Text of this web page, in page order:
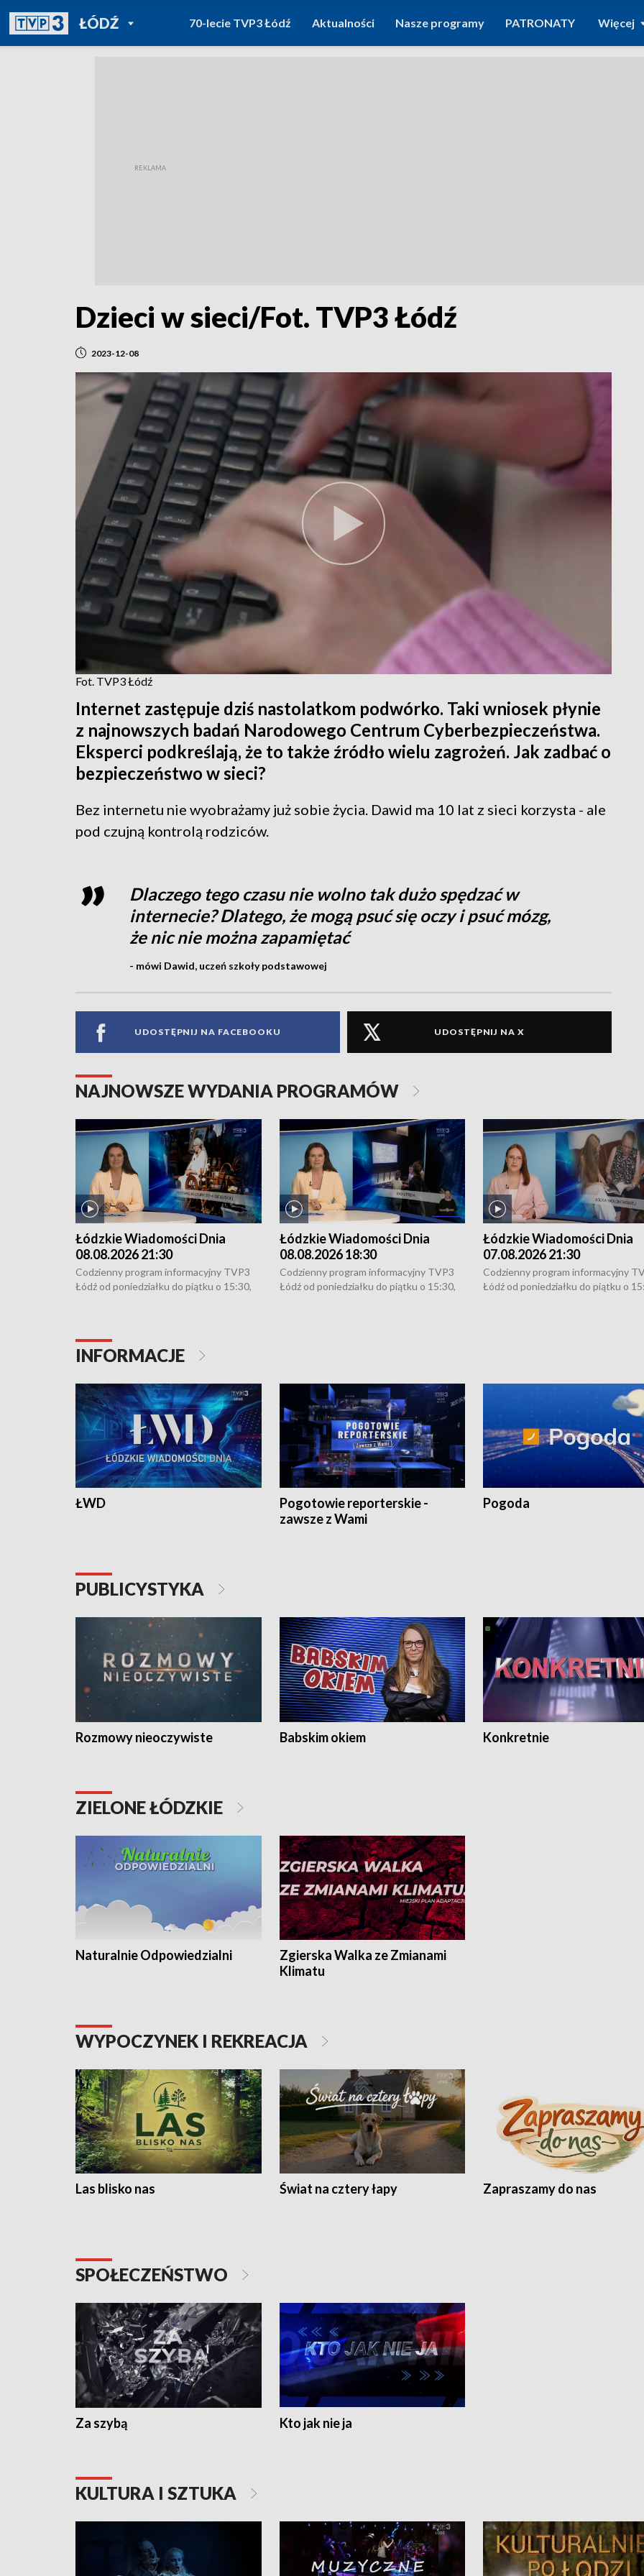
ŁÓDŹPOWRÓT DO
TVP REGIONY
70-lecie TVP3 Łódź Aktualności Nasze programy PATRONATY Więcej
Dzieci w sieci/Fot. TVP3 Łódź
2023-12-08
Fot. TVP3 Łódź
Internet zastępuje dziś nastolatkom podwórko. Taki wniosek płynie
z najnowszych badań Narodowego Centrum Cyberbezpieczeństwa.
Eksperci podkreślają, że to także źródło wielu zagrożeń. Jak zadbać o
bezpieczeństwo w sieci?
Bez internetu nie wyobrażamy już sobie życia. Dawid ma 10 lat z sieci korzysta - ale
pod czujną kontrolą rodziców.
Dlaczego tego czasu nie wolno tak dużo spędzać w
internecie? Dlatego, że mogą psuć się oczy i psuć mózg,
że nic nie można zapamiętać
- mówi Dawid, uczeń szkoły podstawowej
UDOSTĘPNIJ NA FACEBOOKU UDOSTĘPNIJ NA X
NAJNOWSZE WYDANIA PROGRAMÓW
Łódzkie Wiadomości Dnia
08.08.2026 21:30
Codzienny program informacyjny TVP3
Łódź od poniedziałku do piątku o 15:30,
Łódzkie Wiadomości Dnia
08.08.2026 18:30
Codzienny program informacyjny TVP3
Łódź od poniedziałku do piątku o 15:30,
Łódzkie Wiadomości Dnia
07.08.2026 21:30
Codzienny program informacyjny
Łódź od poniedziałku do piątku o
INFORMACJE
ŁWD
Pogotowie reporterskie -
zawsze z Wami
Pogoda
PUBLICYSTYKA
Rozmowy nieoczywiste Babskim okiem Konkretnie
ZIELONE ŁÓDZKIE
Naturalnie Odpowiedzialni
Zgierska Walka ze Zmianami
Klimatu
WYPOCZYNEK I REKREACJA
Las blisko nas Świat na cztery łapy Zapraszamy do nas
SPOŁECZEŃSTWO
Za szybą Kto jak nie ja
KULTURA I SZTUKA